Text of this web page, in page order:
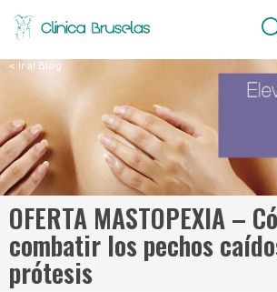
< Ir al Blog
OFERTA MASTOPEXIA –
combatir los pechos
prótesis